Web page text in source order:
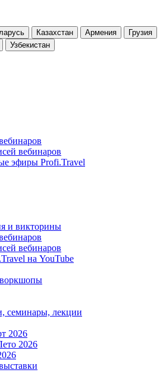
Казахстан Армения
Грузия
Узбекистан
вебинаров
эфиры Profi.Travel
и викторины
вебинаров
на YouTube
семинары, лекции
2026
2026